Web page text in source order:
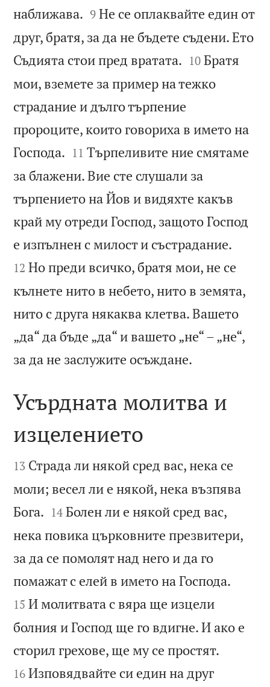
наближава. 

9 Не се оплаквайте един от
друг, братя, за да не бъдете съдени. Ето
Съдията стои пред вратата. 

10 Братя
мои, вземете за пример на тежко
страдание и дълго търпение
пророците, които говориха в името на
Господа. 

11 Търпеливите ние смятаме
за блажени. Вие сте слушали за
търпението на Йов и видяхте какъв
край му отреди Господ, защото Господ
е изпълнен с милост и състрадание.
12 Но преди всичко, братя мои, не се
кълнете нито в небето, нито в земята,
нито с друга някаква клетва. Вашето
„да“ да бъде „да“ и вашето „не“ – „не“,
за да не заслужите осъждане.

Усърдната молитва и
изцелението

13 Страда ли някой сред вас, нека се
моли; весел ли е някой, нека възпява
Бога. 

14 Болен ли е някой сред вас,
нека повика църковните презвитери,
за да се помолят над него и да го
помажат с елей в името на Господа.
15 И молитвата с вяра ще изцели
болния и Господ ще го вдигне. И ако е
сторил грехове, ще му се простят.
16 Изповядвайте си един на друг